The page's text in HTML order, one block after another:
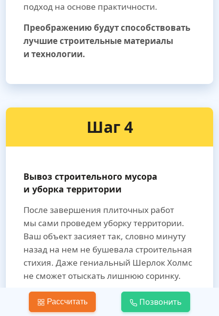
подход на основе практичности.
Преображению будут способствовать
лучшие строительные материалы
и технологии.
Шаг 4
Вывоз строительного мусора
и уборка территории
После завершения плиточных работ
мы сами проведем уборку территории.
Ваш объект засияет так, словно минуту
назад на нем не бушевала строительная
стихия. Даже гениальный Шерлок Холмс
не сможет отыскать лишнюю соринку.
Вам не придется тратить силы
и деньги на вывоз мусора. Мы все
Рассчитать Позвонить